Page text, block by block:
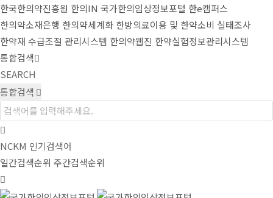
한국한의약진흥원 한의IN 국가한의임상정보포털 한e캠퍼스
한의약소재은행 한의약세계화 한방의료이용 및 한약소비 실태조사
한약재 수급조절 관리시스템 한의약웹진 한약실험정보관리시스템
통합검색
SEARCH
통합검색
NCKM 인기검색어
일간검색순위 주간검색순위